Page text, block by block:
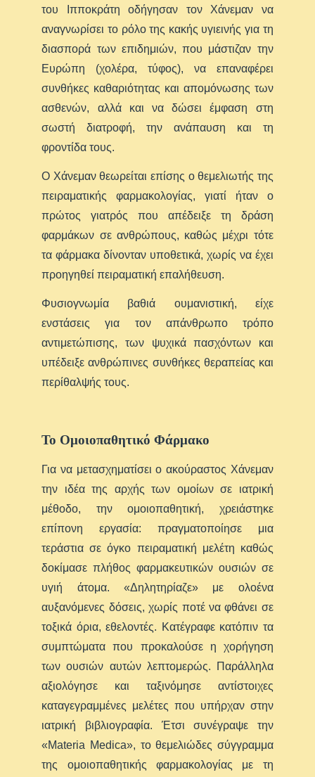
του Ιπποκράτη οδήγησαν τον Χάνεμαν να
αναγνωρίσει το ρόλο της κακής υγιεινής για τη
διασπορά των επιδημιών, που μάστιζαν την
Ευρώπη (χολέρα, τύφος), να επαναφέρει
συνθήκες καθαριότητας και απομόνωσης των
ασθενών, αλλά και να δώσει έμφαση στη
σωστή διατροφή, την ανάπαυση και τη
φροντίδα τους.
Ο Χάνεμαν θεωρείται επίσης ο θεμελιωτής της
πειραματικής φαρμακολογίας, γιατί ήταν ο
πρώτος γιατρός που απέδειξε τη δράση
φαρμάκων σε ανθρώπους, καθώς μέχρι τότε
τα φάρμακα δίνονταν υποθετικά, χωρίς να έχει
προηγηθεί πειραματική επαλήθευση.
Φυσιογνωμία βαθιά ουμανιστική, είχε
ενστάσεις για τον απάνθρωπο τρόπο
αντιμετώπισης, των ψυχικά πασχόντων και
υπέδειξε ανθρώπινες συνθήκες θεραπείας και
περίθαλψής τους.
Το Ομοιοπαθητικό Φάρμακο
Για να μετασχηματίσει ο ακούραστος Χάνεμαν
την ιδέα της αρχής των ομοίων σε ιατρική
μέθοδο, την ομοιοπαθητική, χρειάστηκε
επίπονη εργασία: πραγματοποίησε μια
τεράστια σε όγκο πειραματική μελέτη καθώς
δοκίμασε πλήθος φαρμακευτικών ουσιών σε
υγιή άτομα. «Δηλητηρίαζε» με ολοένα
αυξανόμενες δόσεις, χωρίς ποτέ να φθάνει σε
τοξικά όρια, εθελοντές. Κατέγραφε κατόπιν τα
συμπτώματα που προκαλούσε η χορήγηση
των ουσιών αυτών λεπτομερώς. Παράλληλα
αξιολόγησε και ταξινόμησε αντίστοιχες
καταγεγραμμένες μελέτες που υπήρχαν στην
ιατρική βιβλιογραφία. Έτσι συνέγραψε την
«Materia Medica», το θεμελιώδες σύγγραμμα
της ομοιοπαθητικής φαρμακολογίας με τη